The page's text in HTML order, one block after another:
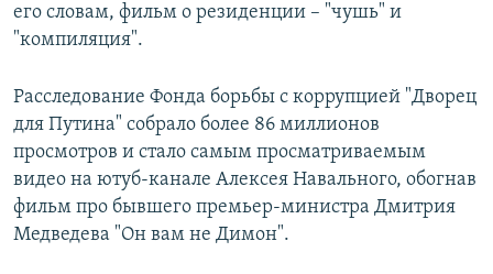
его словам, фильм о резиденции – "чушь" и
"компиляция".
Расследование Фонда борьбы с коррупцией "Дворец
для Путина" собрало более 86 миллионов
просмотров и стало самым просматриваемым
видео на ютуб-канале Алексея Навального, обогнав
фильм про бывшего премьер-министра Дмитрия
Медведева "Он вам не Димон".